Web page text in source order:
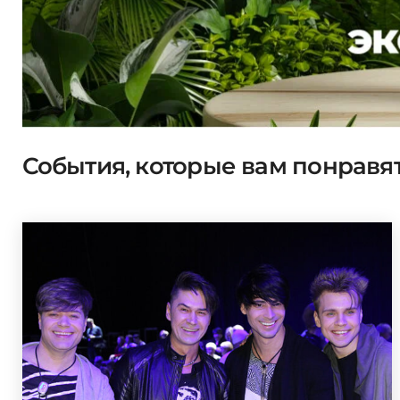
События, которые вам